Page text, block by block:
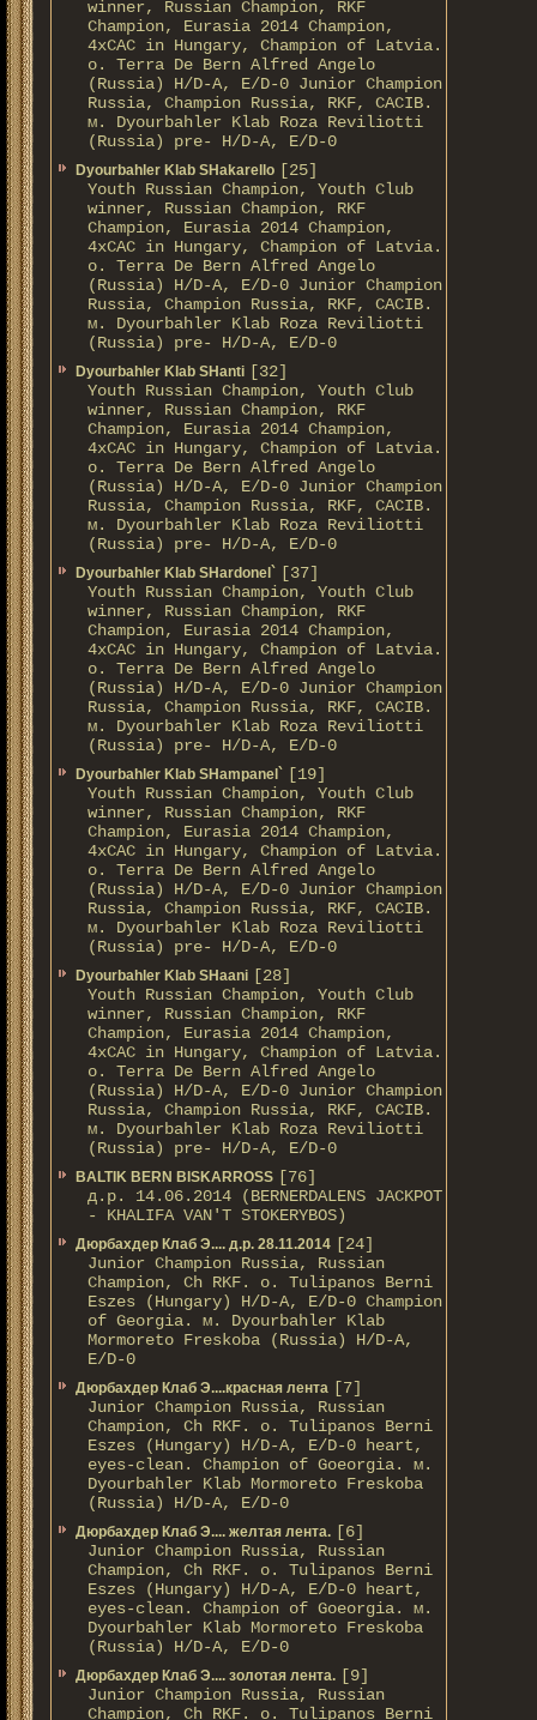
winner, Russian Champion, RKF
Champion, Eurasia 2014 Champion,
4xCAC in Hungary, Champion of Latvia.
о. Terra De Bern Alfred Angelo
(Russia) H/D-A, E/D-0 Junior Champion
Russia, Champion Russia, RKF, CACIB.
м. Dyourbahler Klab Roza Reviliotti
(Russia) pre- H/D-A, E/D-0
Dyourbahler Klab SHakarello [25]
Youth Russian Champion, Youth Club
winner, Russian Champion, RKF
Champion, Eurasia 2014 Champion,
4xCAC in Hungary, Champion of Latvia.
о. Terra De Bern Alfred Angelo
(Russia) H/D-A, E/D-0 Junior Champion
Russia, Champion Russia, RKF, CACIB.
м. Dyourbahler Klab Roza Reviliotti
(Russia) pre- H/D-A, E/D-0
Dyourbahler Klab SHanti [32]
Youth Russian Champion, Youth Club
winner, Russian Champion, RKF
Champion, Eurasia 2014 Champion,
4xCAC in Hungary, Champion of Latvia.
о. Terra De Bern Alfred Angelo
(Russia) H/D-A, E/D-0 Junior Champion
Russia, Champion Russia, RKF, CACIB.
м. Dyourbahler Klab Roza Reviliotti
(Russia) pre- H/D-A, E/D-0
Dyourbahler Klab SHardonel` [37]
Youth Russian Champion, Youth Club
winner, Russian Champion, RKF
Champion, Eurasia 2014 Champion,
4xCAC in Hungary, Champion of Latvia.
о. Terra De Bern Alfred Angelo
(Russia) H/D-A, E/D-0 Junior Champion
Russia, Champion Russia, RKF, CACIB.
м. Dyourbahler Klab Roza Reviliotti
(Russia) pre- H/D-A, E/D-0
Dyourbahler Klab SHampanel` [19]
Youth Russian Champion, Youth Club
winner, Russian Champion, RKF
Champion, Eurasia 2014 Champion,
4xCAC in Hungary, Champion of Latvia.
о. Terra De Bern Alfred Angelo
(Russia) H/D-A, E/D-0 Junior Champion
Russia, Champion Russia, RKF, CACIB.
м. Dyourbahler Klab Roza Reviliotti
(Russia) pre- H/D-A, E/D-0
Dyourbahler Klab SHaani [28]
Youth Russian Champion, Youth Club
winner, Russian Champion, RKF
Champion, Eurasia 2014 Champion,
4xCAC in Hungary, Champion of Latvia.
о. Terra De Bern Alfred Angelo
(Russia) H/D-A, E/D-0 Junior Champion
Russia, Champion Russia, RKF, CACIB.
м. Dyourbahler Klab Roza Reviliotti
(Russia) pre- H/D-A, E/D-0
BALTIK BERN BISKARROSS [76]
д.р. 14.06.2014 (BERNERDALENS JACKPOT
- KHALIFA VAN'T STOKERYBOS)
Дюрбахдер Клаб Э.... д.р. 28.11.2014 [24]
Junior Champion Russia, Russian
Champion, Ch RKF. о. Tulipanos Berni
Eszes (Hungary) H/D-A, E/D-0 Champion
of Georgia. м. Dyourbahler Klab
Mormoreto Freskoba (Russia) H/D-A,
E/D-0
Дюрбахдер Клаб Э....красная лента [7]
Junior Champion Russia, Russian
Champion, Ch RKF. о. Tulipanos Berni
Eszes (Hungary) H/D-A, E/D-0 heart,
eyes-clean. Champion of Gоeorgia. м.
Dyourbahler Klab Mormoreto Freskoba
(Russia) H/D-А, E/D-0
Дюрбахдер Клаб Э.... желтая лента. [6]
Junior Champion Russia, Russian
Champion, Ch RKF. о. Tulipanos Berni
Eszes (Hungary) H/D-A, E/D-0 heart,
eyes-clean. Champion of Gоeorgia. м.
Dyourbahler Klab Mormoreto Freskoba
(Russia) H/D-А, E/D-0
Дюрбахдер Клаб Э.... золотая лента. [9]
Junior Champion Russia, Russian
Champion, Ch RKF. о. Tulipanos Berni